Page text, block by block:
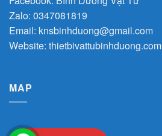
Zalo: 0347081819
Email: knsbinhduong@gmail.com
Website: thietbivattubinhduong.com
MAP